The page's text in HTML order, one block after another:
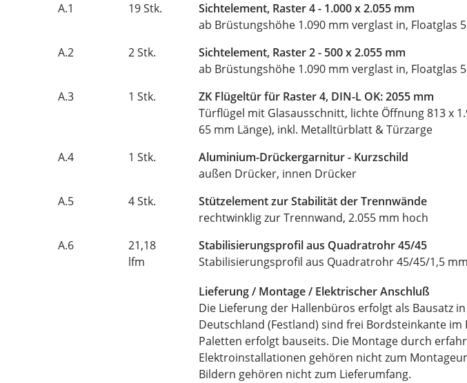
A.1
19 Stk.
Sichtelement, Raster 4 - 1.000 x 2.055 mm
ab Brüstungshöhe 1.090 mm verglast in, Floatglas
A.2
2 Stk.
Sichtelement, Raster 2 - 500 x 2.055 mm
ab Brüstungshöhe 1.090 mm verglast in, Floatglas
A.3
1 Stk.
ZK Flügeltür für Raster 4, DIN-L OK: 2055 mm
Türflügel mit Glasausschnitt, lichte Öffnung 813 x
65 mm Länge), inkl. Metalltürblatt & Türzarge
A.4
1 Stk.
Aluminium-Drückergarnitur - Kurzschild
außen Drücker, innen Drücker
A.5
4 Stk.
Stützelement zur Stabilität der Trennwände
rechtwinklig zur Trennwand, 2.055 mm hoch
A.6
21,18
lfm
Stabilisierungsprofil aus Quadratrohr 45/45
Stabilisierungsprofil aus Quadratrohr 45/45/1,5 mm
Lieferung / Montage / Elektrischer Anschluß
Die Lieferung der Hallenbüros erfolgt als Bausatz
Deutschland (Festland) sind frei Bordsteinkante
Paletten erfolgt bauseits. Die Montage durch
Elektroinstallationen gehören nicht zum
Bildern gehören nicht zum Lieferumfang.